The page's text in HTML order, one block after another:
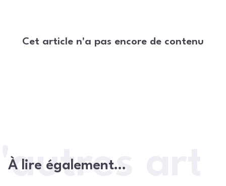
Cet article n'a pas encore de contenu
À lire également…